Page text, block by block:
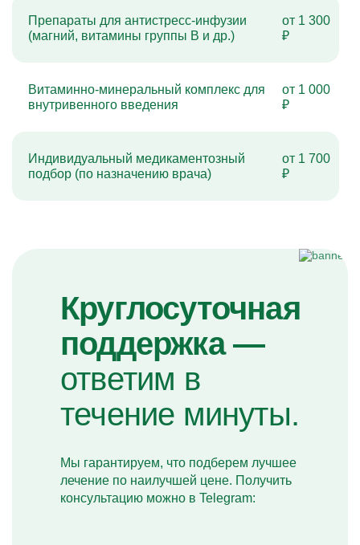
Препараты для антистресс-инфузии
(магний, витамины группы B и др.)
от 1 300
₽
Витаминно-минеральный комплекс для
внутривенного введения
от 1 000
₽
Индивидуальный медикаментозный
подбор (по назначению врача)
от 1 700
₽
Круглосуточная
поддержка —
ответим в
течение минуты.
Мы гарантируем, что подберем лучшее
лечение по наилучшей цене. Получить
консультацию можно в Telegram: